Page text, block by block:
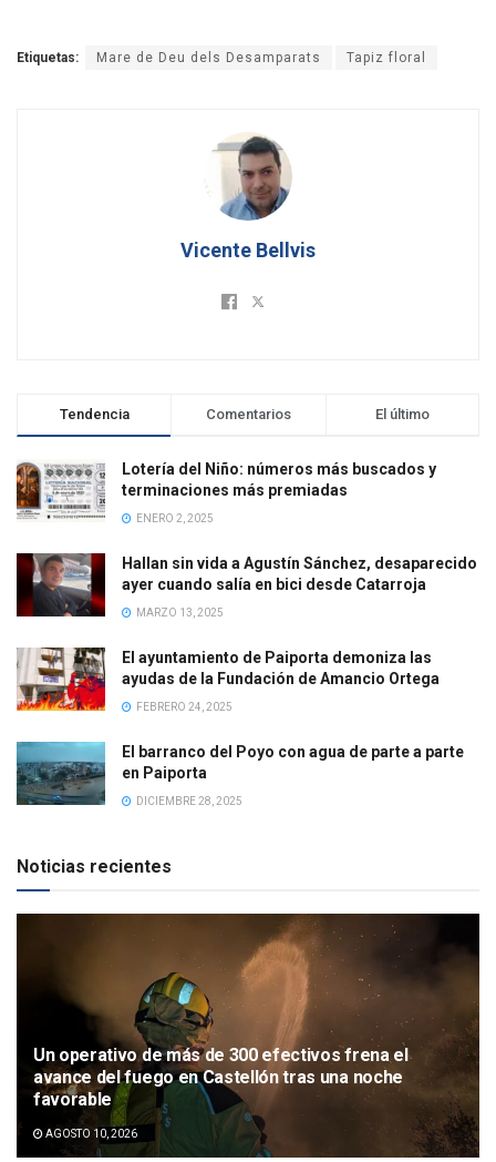
Etiquetas: Mare de Deu dels Desamparats Tapiz floral
Vicente Bellvis
Tendencia Comentarios El último
Lotería del Niño: números más buscados y
terminaciones más premiadas
ENERO 2, 2025
Hallan sin vida a Agustín Sánchez, desaparecido
ayer cuando salía en bici desde Catarroja
MARZO 13, 2025
El ayuntamiento de Paiporta demoniza las
ayudas de la Fundación de Amancio Ortega
FEBRERO 24, 2025
El barranco del Poyo con agua de parte a parte
en Paiporta
DICIEMBRE 28, 2025
Noticias recientes
Un operativo de más de 300 efectivos frena el
avance del fuego en Castellón tras una noche
favorable
AGOSTO 10, 2026